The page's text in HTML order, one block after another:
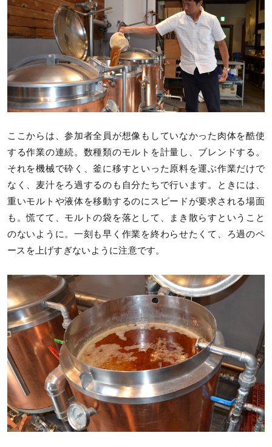
ここからは、参加者全員が想像もしていなかった肉体を酷使
する作業の連続。数種類のモルトを計量し、ブレンドする。
それを機械で砕く、釜に移すといった原料を運ぶ作業だけで
なく、麦汁をろ過するのも自分たちで行います。ときには、
重いモルトや液体を移動するのにスピードが要求される場面
も。慌てて、モルトの袋を落として、まき散らすということ
のないように。一刻も早く作業を終わらせたくて、ろ過のペ
ースを上げすぎないように注意です。